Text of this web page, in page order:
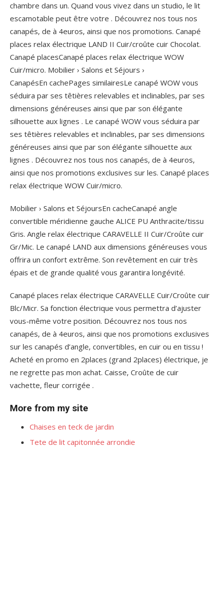
chambre dans un. Quand vous vivez dans un studio, le lit
escamotable peut être votre . Découvrez nos tous nos
canapés, de à 4euros, ainsi que nos promotions. Canapé
places relax électrique LAND II Cuir/croûte cuir Chocolat.
Canapé placesCanapé places relax électrique WOW
Cuir/micro. Mobilier › Salons et Séjours ›
CanapésEn cachePages similairesLe canapé WOW vous
séduira par ses têtières relevables et inclinables, par ses
dimensions généreuses ainsi que par son élégante
silhouette aux lignes . Le canapé WOW vous séduira par
ses têtières relevables et inclinables, par ses dimensions
généreuses ainsi que par son élégante silhouette aux
lignes . Découvrez nos tous nos canapés, de à 4euros,
ainsi que nos promotions exclusives sur les. Canapé places
relax électrique WOW Cuir/micro.
Mobilier › Salons et SéjoursEn cacheCanapé angle
convertible méridienne gauche ALICE PU Anthracite/tissu
Gris. Angle relax électrique CARAVELLE II Cuir/Croûte cuir
Gr/Mic. Le canapé LAND aux dimensions généreuses vous
offrira un confort extrême. Son revêtement en cuir très
épais et de grande qualité vous garantira longévité.
Canapé places relax électrique CARAVELLE Cuir/Croûte cuir
Blc/Micr. Sa fonction électrique vous permettra d’ajuster
vous-même votre position. Découvrez nos tous nos
canapés, de à 4euros, ainsi que nos promotions exclusives
sur les canapés d’angle, convertibles, en cuir ou en tissu !
Acheté en promo en 2places (grand 2places) électrique, je
ne regrette pas mon achat. Caisse, Croûte de cuir
vachette, fleur corrigée .
More from my site
Chaises en teck de jardin
Tete de lit capitonnée arrondie